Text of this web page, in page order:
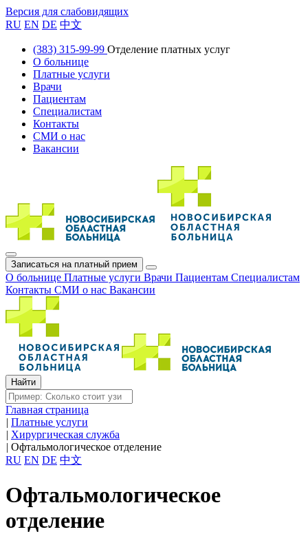
Версия для слабовидящих
RU EN DE 中文
(383) 315-99-99 Отделение платных услуг
О больнице
Платные услуги
Врачи
Пациентам
Специалистам
Контакты
СМИ о нас
Вакансии
Записаться на платный прием
О больнице Платные услуги Врачи Пациентам Специалистам
Контакты СМИ о нас Вакансии
Главная страница
| Платные услуги
| Хирургическая служба
| Офтальмологическое отделение
RU EN DE 中文
Офтальмологическое
отделение